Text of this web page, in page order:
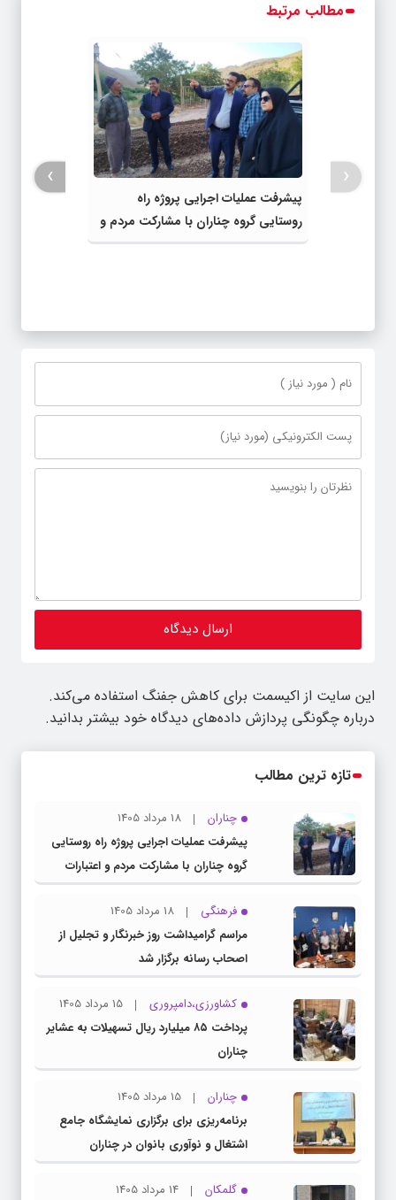
مطالب مرتبط
پیشرفت عملیات اجرایی پروژه راه
روستایی گروه چناران با مشارکت مردم و
اعتبارات دولتی
‹
›
این سایت از اکیسمت برای کاهش جفنگ استفاده می‌کند.
درباره چگونگی پردازش داده‌های دیدگاه خود بیشتر بدانید.
تازه ترین مطالب
چناران
18 مرداد 1405
پیشرفت عملیات اجرایی پروژه راه روستایی
گروه چناران با مشارکت مردم و اعتبارات
دولتی
فرهنگی
18 مرداد 1405
مراسم گرامیداشت روز خبرنگار و تجلیل از
اصحاب رسانه برگزار شد
کشاورزی،دامپروری
15 مرداد 1405
پرداخت ۸۵ میلیارد ریال تسهیلات به عشایر
چناران
چناران
15 مرداد 1405
برنامه‌ریزی برای برگزاری نمایشگاه جامع
اشتغال و نوآوری بانوان در چناران
گلمکان
14 مرداد 1405